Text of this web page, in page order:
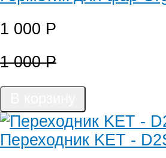
1 000 Р
1 000Р
Переходник KET -